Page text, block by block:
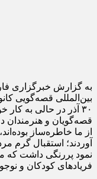
به گزارش خبرگزاری
بین‌المللی قصه‌گویی
۳۰ آذر در حالی به
قصه‌گویان و هنرمندان
از ما خاطره‌ساز
آوردند؛ استقبال گرم
نمود پررنگی داشت که
فریادهای کودکان و